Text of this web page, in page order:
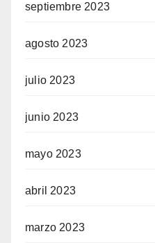
septiembre 2023
agosto 2023
julio 2023
junio 2023
mayo 2023
abril 2023
marzo 2023